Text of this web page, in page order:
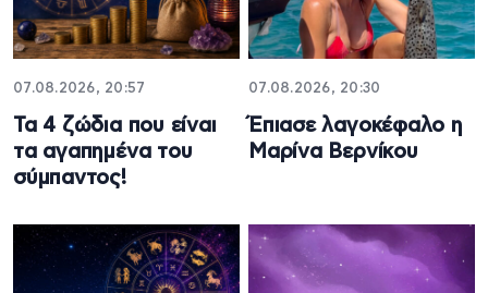
07.08.2026, 20:57
Τα 4 ζώδια που είναι
τα αγαπημένα του
σύμπαντος!
07.08.2026, 20:30
Έπιασε λαγοκέφαλο η
Μαρίνα Βερνίκου